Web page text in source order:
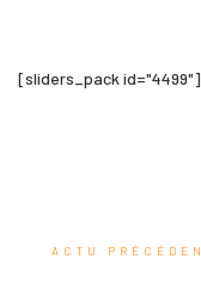
[sliders_pack id="4499"]
ACTU